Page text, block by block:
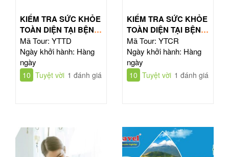
KIỂM TRA SỨC KHỎE
TOÀN DIỆN TẠI BỆNH
VIỆN TỪ DŨ
Mã Tour: YTTD
Ngày khởi hành: Hàng
ngày
10 Tuyệt vời 1 đánh giá
KIỂM TRA SỨC KHỎE
TOÀN DIỆN TẠI BỆNH
VIỆN CHỢ RẪY
Mã Tour: YTCR
Ngày khởi hành: Hàng
ngày
10 Tuyệt vời 1 đánh giá